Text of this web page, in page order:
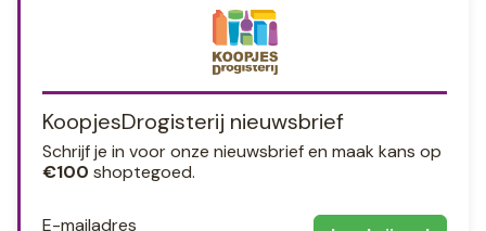
KoopjesDrogisterij nieuwsbrief
Schrijf je in voor onze nieuwsbrief en maak kans op
€100 shoptegoed.
E-mailadres